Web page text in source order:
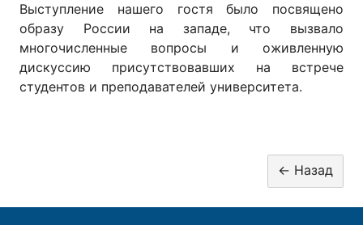
Выступление нашего гостя было посвящено
образу России на западе, что вызвало
многочисленные вопросы и оживленную
дискуссию присутствовавших на встрече
студентов и преподавателей университета.